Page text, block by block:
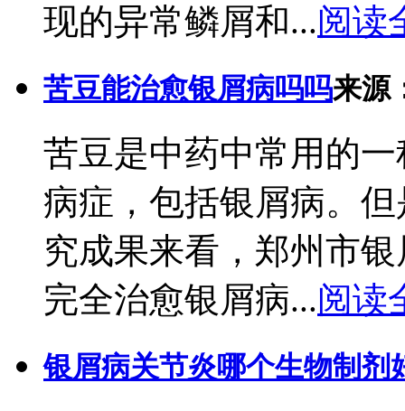
现的异常鳞屑和...阅读
苦豆能治愈银屑病吗吗来源
苦豆是中药中常用的
病症，包括银屑病。
究成果来看，郑州市
完全治愈银屑病...阅读
银屑病关节炎哪个生物制剂